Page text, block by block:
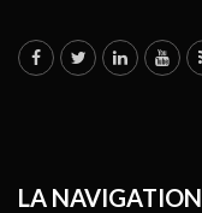
LA NAVIGATION